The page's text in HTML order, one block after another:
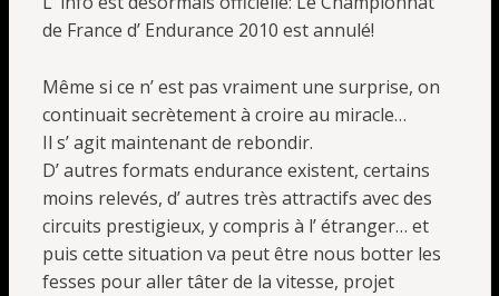
de France d’ Endurance 2010 est annulé!
Même si ce n’ est pas vraiment une surprise, on
continuait secrètement à croire au miracle…
Il s’ agit maintenant de rebondir.
D’ autres formats endurance existent, certains
moins relevés, d’ autres très attractifs avec des
circuits prestigieux, y compris à l’ étranger… et
puis cette situation va peut être nous botter les
fesses pour aller tâter de la vitesse, projet